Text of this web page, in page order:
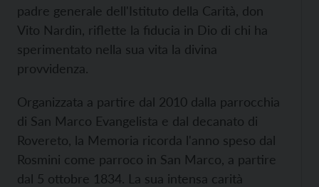
padre generale dell'Istituto della Carità, don
Vito Nardin, riflette la fiducia in Dio di chi ha
sperimentato nella sua vita la divina
provvidenza.
Organizzata a partire dal 2010 dalla parrocchia
di San Marco Evangelista e dal decanato di
Rovereto, la Memoria ricorda l'anno speso dal
Rosmini come parroco in San Marco, a partire
dal 5 ottobre 1834. La sua intensa carità